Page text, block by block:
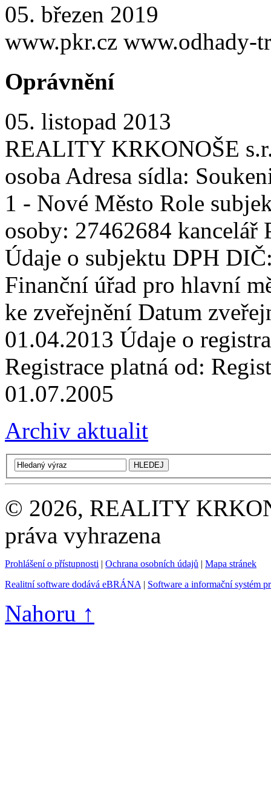
05. březen 2019
www.pkr.cz www.odhady-
Oprávnění
05. listopad 2013
REALITY KRKONOŠE
osoba Adresa sídla:
1 - Nové Město Role
osoby: 27462684 kancelář
Údaje o subjektu DPH
Finanční úřad pro hlavní
ke zveřejnění Datum
01.04.2013 Údaje o
Registrace platná od:
01.07.2005
Archiv aktualit
© 2026, REALITY
práva vyhrazena
Prohlášení o přístupnosti | Ochrana osobních údajů | Mapa stránek
Realitní software dodává eBRÁNA | Software a informační systém
Nahoru ↑